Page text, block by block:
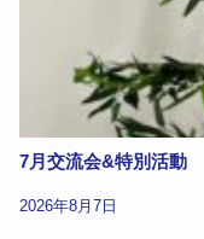
7月交流会&特別活動
2026年8月7日